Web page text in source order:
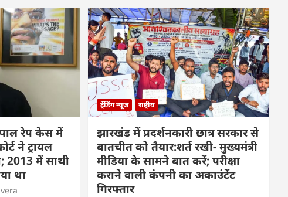
रेप केस में
ने ट्रायल
2013 में साथी
था
ट्रेंडिंग न्यूज राष्ट्रीय
झारखंड में प्रदर्शनकारी छात्र सरकार से
बातचीत को तैयार:शर्त रखी- मुख्यमंत्री
मीडिया के सामने बात करें; परीक्षा
कराने वाली कंपनी का अकाउंटेंट
गिरफ्तार